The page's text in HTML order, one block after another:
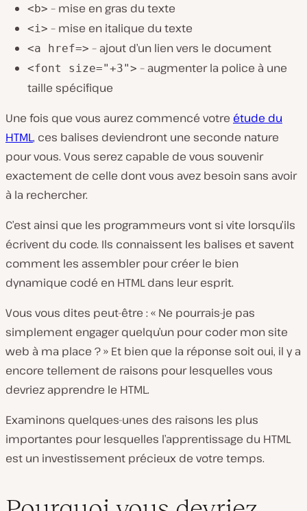
<b> – mise en gras du texte
<i> – mise en italique du texte
<a href=> – ajout d’un lien vers le document
<font size="+3"> – augmenter la police à une
taille spécifique
Une fois que vous aurez commencé votre étude du
HTML, ces balises deviendront une seconde nature
pour vous. Vous serez capable de vous souvenir
exactement de celle dont vous avez besoin sans avoir
à la rechercher.
C’est ainsi que les programmeurs vont si vite lorsqu’ils
écrivent du code. Ils connaissent les balises et savent
comment les assembler pour créer le bien
dynamique codé en HTML dans leur esprit.
Vous vous dites peut-être : « Ne pourrais-je pas
simplement engager quelqu’un pour coder mon site
web à ma place ? » Et bien que la réponse soit oui, il y a
encore tellement de raisons pour lesquelles vous
devriez apprendre le HTML.
Examinons quelques-unes des raisons les plus
importantes pour lesquelles l’apprentissage du HTML
est un investissement précieux de votre temps.